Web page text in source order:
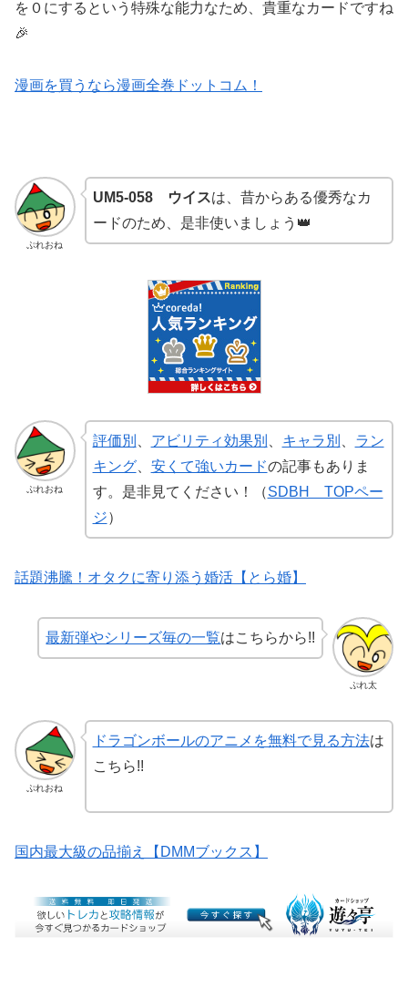
を０にするという特殊な能力なため、貴重なカードですね
🎉
漫画を買うなら漫画全巻ドットコム！
ぷれおね
UM5-058 ウイスは、昔からある優秀なカ
ードのため、是非使いましょう👑
ぷれおね
評価別 アビリティ効果別 キャラ別
ラン
キング、 安くて強いカードの記事もありま
す。是非見てください！（SDBH TOPペー
ジ）
話題沸騰！オタクに寄り添う婚活【とら婚】
ぷれ太
最新弾やシリーズ毎の一覧はこちらから!!
ぷれおね
ドラゴンボールのアニメを無料で見る方法は
こちら!!
国内最大級の品揃え【DMMブックス】